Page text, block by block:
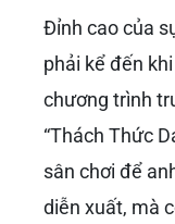
Đỉnh cao của
phải kể đến
chương trình
“Thách Thức
sân chơi để
diễn xuất, mà